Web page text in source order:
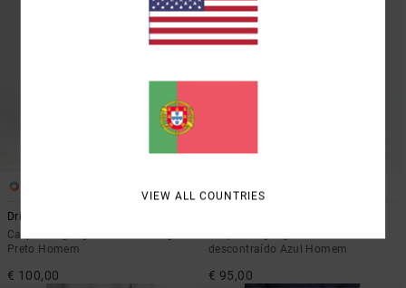
Drifter Denim
Calças de ganga de corte Straight
Preto Homem
€ 100,00
descontraído Azul Homem
€ 95,00
VIEW ALL COUNTRIES